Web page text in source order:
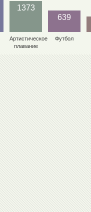
1373
Артистическое
плавание
639
Футбол